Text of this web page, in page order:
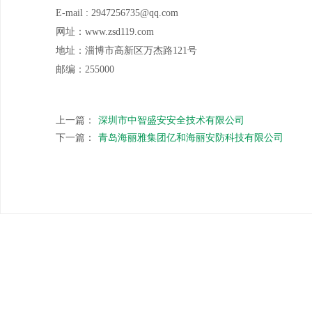
E-mail : 2947256735@qq.com
网址：www.zsd119.com
地址：淄博市高新区万杰路121号
邮编：255000
上一篇：
深圳市中智盛安安全技术有限公司
下一篇：
青岛海丽雅集团亿和海丽安防科技有限公司